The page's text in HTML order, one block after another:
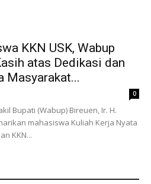
KKN USK, Wabup
atas Dedikasi dan
Masyarakat...
0
Bupati (Wabup) Bireuen, Ir. H.
mahasiswa Kuliah Kerja Nyata
KKN...